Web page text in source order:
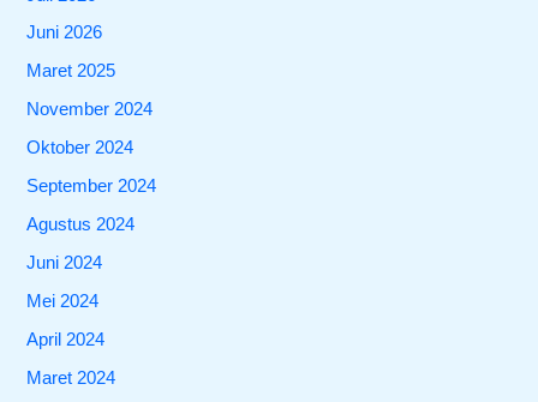
Juni 2026
Maret 2025
November 2024
Oktober 2024
September 2024
Agustus 2024
Juni 2024
Mei 2024
April 2024
Maret 2024